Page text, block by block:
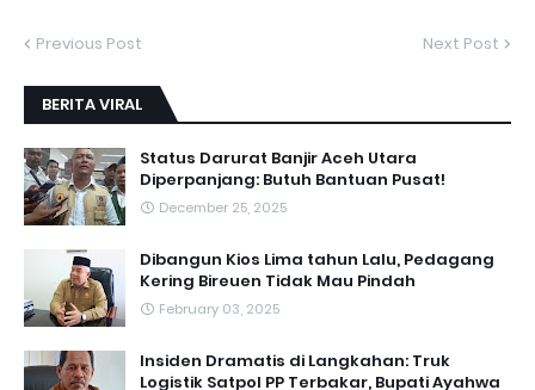
Previous Post Next Post
BERITA VIRAL
Status Darurat Banjir Aceh Utara
Diperpanjang: Butuh Bantuan Pusat!
December 25, 2025
Dibangun Kios Lima tahun Lalu, Pedagang
Kering Bireuen Tidak Mau Pindah
February 03, 2025
Insiden Dramatis di Langkahan: Truk
Logistik Satpol PP Terbakar, Bupati Ayahwa